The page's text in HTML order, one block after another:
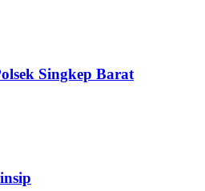
Singkep Barat